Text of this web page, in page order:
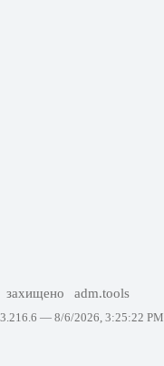
захищено adm.tools
— 8/6/2026, 3:25:22 PM